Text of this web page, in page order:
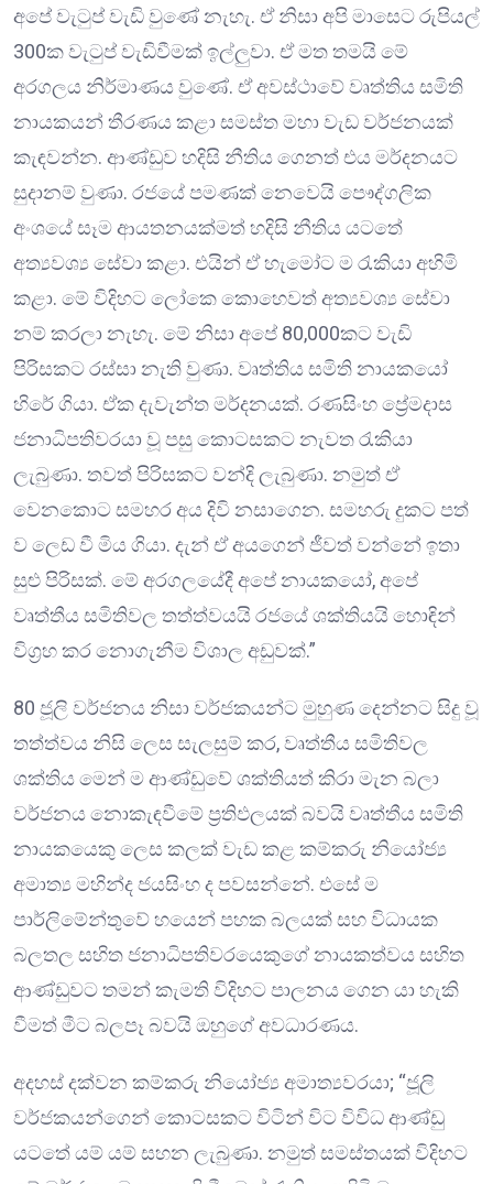
අපේ වැටුප් වැඩි වුණේ නැහැ. ඒ නිසා අපි මාසෙට රුපියල්
300ක වැටුප් වැඩිවීමක් ඉල්ලුවා. ඒ මත තමයි මේ
අරගලය නිර්මාණය වුණේ. ඒ අවස්ථාවේ වෘත්තිය සමිති
නායකයන් තීරණය කළා සමස්ත මහා වැඩ වර්ජනයක්
කැඳවන්න. ආණ්ඩුව හදිසි නීතිය ගෙනත් එය මර්දනයට
සුදානම් වුණා. රජයේ පමණක් නෙවෙයි පෞද්ගලික
අංශයේ සෑම ආයතනයක්මත් හදිසි නීතිය යටතේ
අත්‍යවශ්‍ය සේවා කළා. එයින් ඒ හැමෝට ම රැකියා අහිමි
කළා. මේ විදිහට ලෝකෙ කොහෙවත් අත්‍යවශ්‍ය සේවා
නම් කරලා නැහැ. මේ නිසා අපේ 80,000කට වැඩි
පිරිසකට රස්සා නැති වුණා. වෘත්තිය සමිති නායකයෝ
හිරේ ගියා. ඒක දැවැන්ත මර්දනයක්. රණසිංහ ප්‍රේමදාස
ජනාධිපතිවරයා වූ පසු කොටසකට නැවත රැකියා
ලැබුණා. තවත් පිරිසකට වන්දි ලැබුණා. නමුත් ඒ
වෙනකොට සමහර අය දිවි නසාගෙන. සමහරු දුකට පත්
ව ලෙඩ වී මිය ගියා. දැන් ඒ අයගෙන් ජීවත් වන්නේ ඉතා
සුළු පිරිසක්. මේ අරගලයේදී අපේ නායකයෝ, අපේ
වෘත්තීය සමිතිවල තත්ත්වයයි රජයේ ශක්තියයි හොඳින්
විග්‍රහ කර නොගැනීම විශාල අඩුවක්.”
80 ජූලි වර්ජනය නිසා වර්ජකයන්ට මුහුණ දෙන්නට සිදු වූ
තත්ත්වය නිසි ලෙස සැලසුම් කර, වෘත්තීය සමිතිවල
ශක්තිය මෙන් ම ආණ්ඩුවේ ශක්තියත් කිරා මැන බලා
වර්ජනය නොකැඳවීමේ ප්‍රතිඵලයක් බවයි වෘත්තීය සමිති
නායකයෙකු ලෙස කලක් වැඩ කළ කම්කරු නියෝජ්‍ය
අමාත්‍ය මහින්ද ජයසිංහ ද පවසන්නේ. එසේ ම
පාර්ලිමේන්තුවේ හයෙන් පහක බලයක් සහ විධායක
බලතල සහිත ජනාධිපතිවරයෙකුගේ නායකත්වය සහිත
ආණ්ඩුවට තමන් කැමති විදිහට පාලනය ගෙන යා හැකි
වීමත් මීට බලපෑ බවයි ඔහුගේ අවධාරණය.
අදහස් දක්වන කම්කරු නියෝජ්‍ය අමාත්‍යවරයා; “ජූලි
වර්ජකයන්ගෙන් කොටසකට විටින් විට විවිධ ආණ්ඩු
යටතේ යම් යම් සහන ලැබුණා. නමුත් සමස්තයක් විදිහට